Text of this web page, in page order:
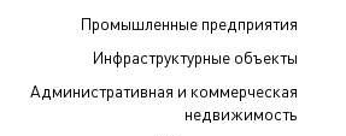
Промышленные предприятия
Инфраструктурные объекты
Административная и коммерческая
недвижимость